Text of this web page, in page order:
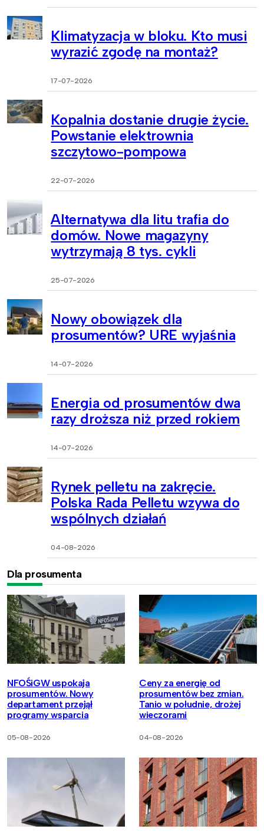
Klimatyzacja w bloku. Kto musi
wyrazić zgodę na montaż?
17-07-2026
Kopalnia dostanie drugie życie.
Powstanie elektrownia
szczytowo-pompowa
22-07-2026
Alternatywa dla litu trafia do
domów. Nowe magazyny
wytrzymają 8 tys. cykli
25-07-2026
Nowy obowiązek dla
prosumentów? URE wyjaśnia
14-07-2026
Energia od prosumentów dwa
razy droższa niż przed rokiem
14-07-2026
Rynek pelletu na zakręcie.
Polska Rada Pelletu wzywa do
wspólnych działań
04-08-2026
Dla prosumenta
NFOŚiGW uspokaja
prosumentów. Nowy
departament przejął
programy wsparcia
05-08-2026
Ceny za energię od
prosumentów bez zmian.
Tanio w południe, drożej
wieczorami
04-08-2026